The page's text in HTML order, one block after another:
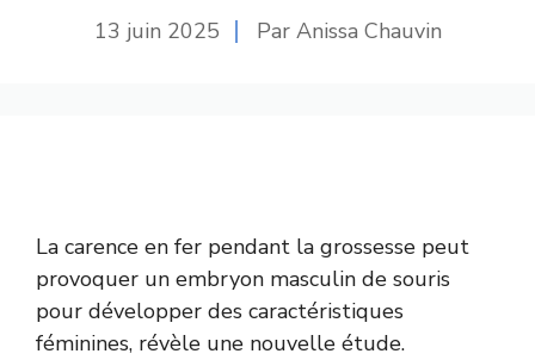
13 juin 2025 Par Anissa Chauvin
La carence en fer pendant la grossesse peut
provoquer un embryon masculin de souris
pour développer des caractéristiques
féminines, révèle une nouvelle étude.